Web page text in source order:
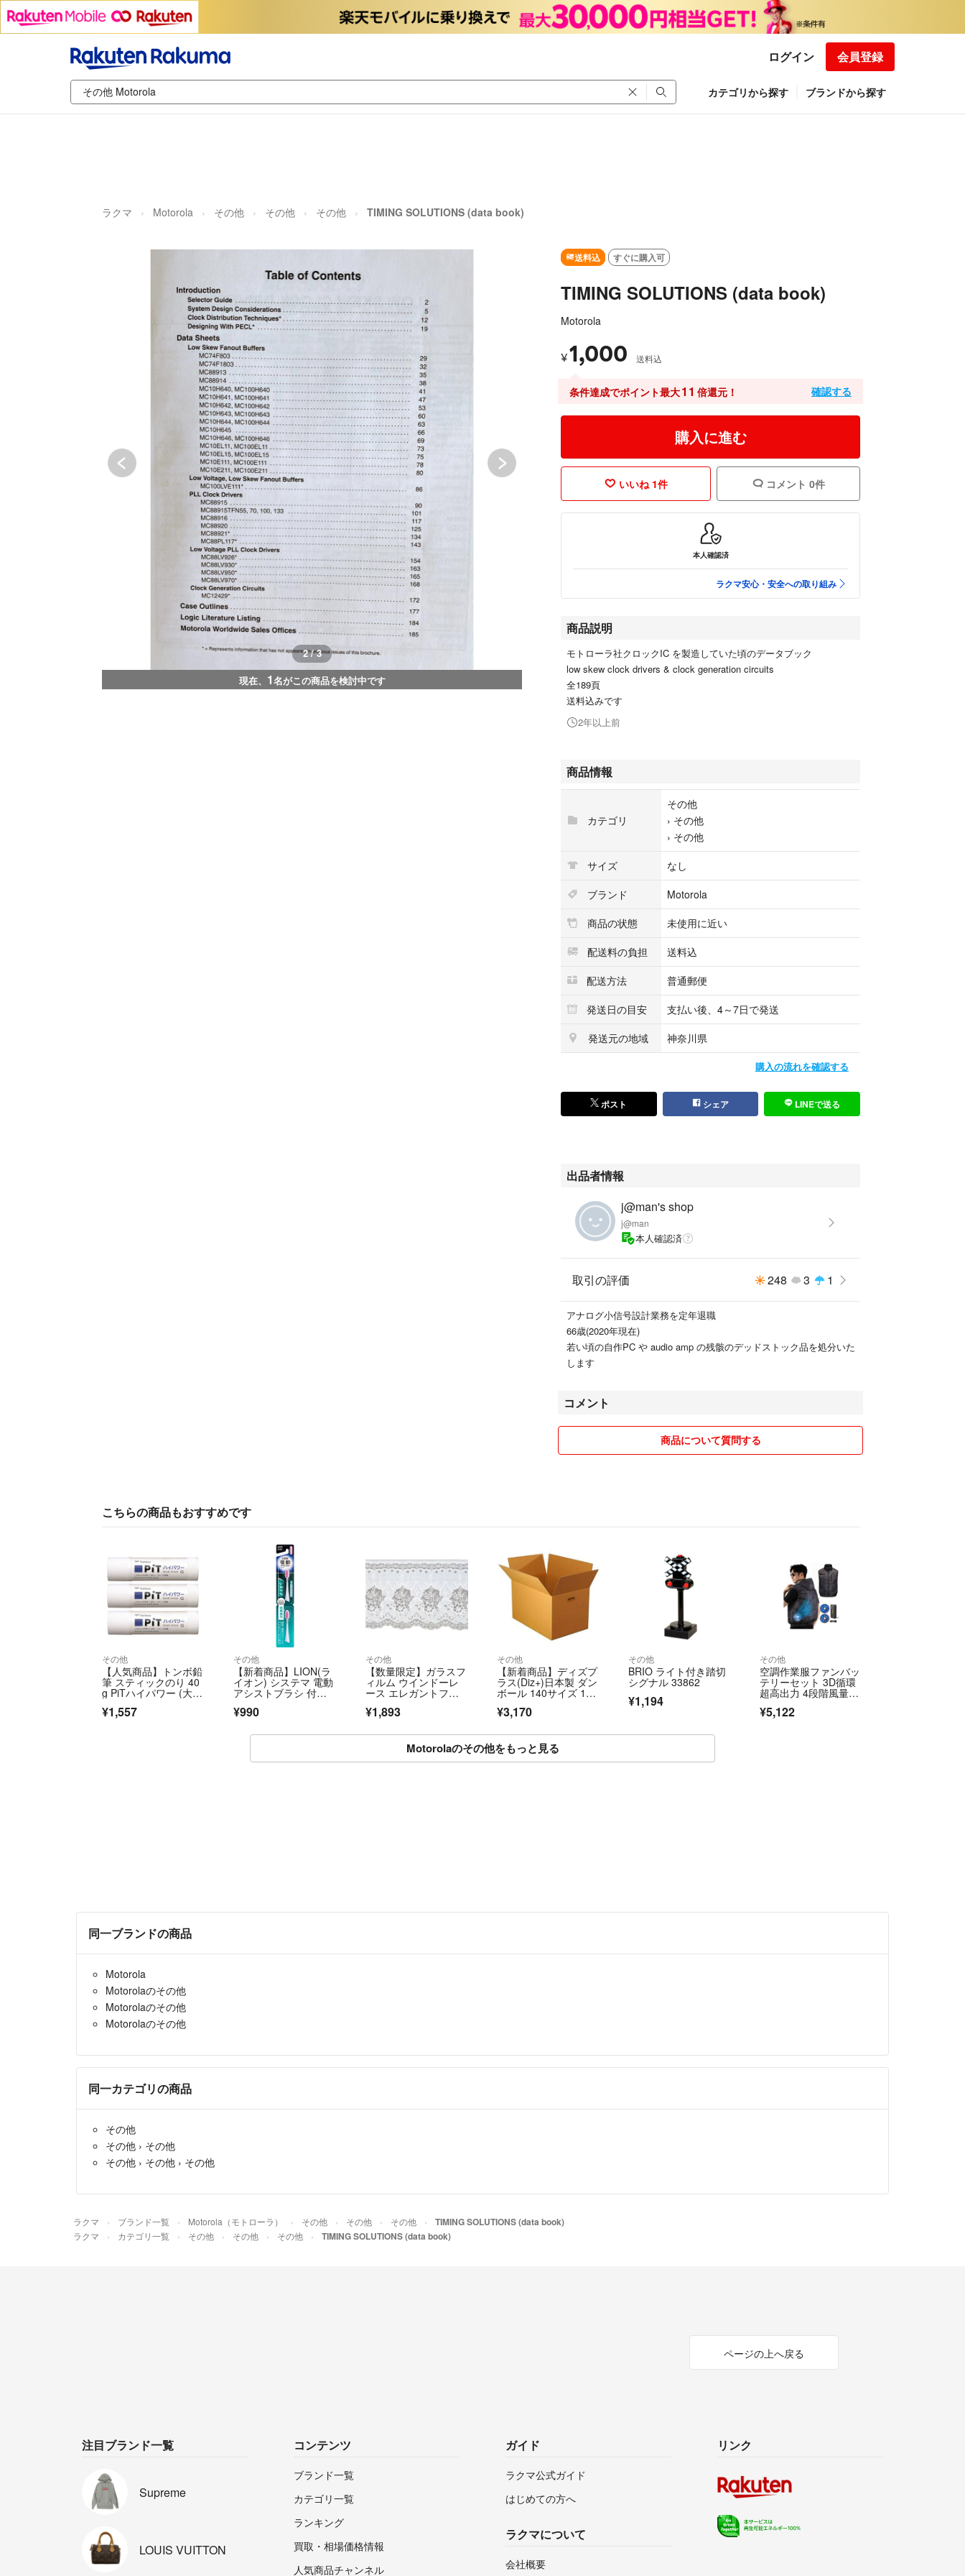
ログイン 会員登録
カテゴリから探す ブランドから探す
ラクマ Motorola その他 その他 その他 TIMING SOLUTIONS (data book)
2 / 3
現在、 1名がこの商品を検討中です
送料込 すぐに購入可
TIMING SOLUTIONS (data book)
Motorola
¥1,000 送料込
条件達成でポイント最大11 倍還元！ 確認する
購入に進む
いいね 1件 コメント 0件
本人確認済
ラクマ安心・安全への取り組み
商品説明
モトローラ社クロックIC を製造していた頃のデータブック
low skew clock drivers & clock generation circuits
全189頁
送料込みです
2年以上前
商品情報
カテゴリ
その他
› その他
› その他
サイズ
なし
ブランド
Motorola
商品の状態
未使用に近い
配送料の負担
送料込
配送方法
普通郵便
発送日の目安
支払い後、4～7日で発送
発送元の地域
神奈川県
購入の流れを確認する
ポスト シェア LINEで送る
出品者情報
j@man's shop
j@man
本人確認済
取引の評価 248 3 1
アナログ小信号設計業務を定年退職
66歳(2020年現在)
若い頃の自作PC や audio amp の残骸のデッドストック品を処分いた
します
コメント
商品について質問する
こちらの商品もおすすめです
その他
【人気商品】トンボ鉛
筆 スティックのり 40
g PiTハイパワー (大容
¥1,557
その他
【新着商品】LION(ラ
イオン) システマ 電動
アシストブラシ 付替
¥990
その他
【数量限定】ガラスフ
ィルム ウインドーレ
ース エレガントフラ
¥1,893
その他
【新着商品】ディズプ
ラス(Diz+)日本製 ダン
ボール 140サイズ 10
¥3,170
その他
BRIO ライト付き踏切
シグナル 33862
¥1,194
その他
空調作業服ファンバッ
テリーセット 3D循環
超高出力 4段階風量調
¥5,122
Motorolaのその他をもっと見る
同一ブランドの商品
Motorola
Motorolaのその他
Motorolaのその他
Motorolaのその他
同一カテゴリの商品
その他
その他 › その他
その他 › その他 › その他
ラクマ ブランド一覧 Motorola（モトローラ） その他 その他 その他 TIMING SOLUTIONS (data book)
ラクマ カテゴリ一覧 その他 その他 その他 TIMING SOLUTIONS (data book)
ページの上へ戻る
注目ブランド一覧
Supreme
LOUIS VUITTON
コンテンツ
ブランド一覧
カテゴリ一覧
ランキング
買取・相場価格情報
人気商品チャンネル
ガイド
ラクマ公式ガイド
はじめての方へ
ラクマについて
会社概要
リンク